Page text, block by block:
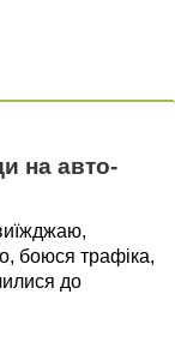
на авто-
боюся трафіка,
до